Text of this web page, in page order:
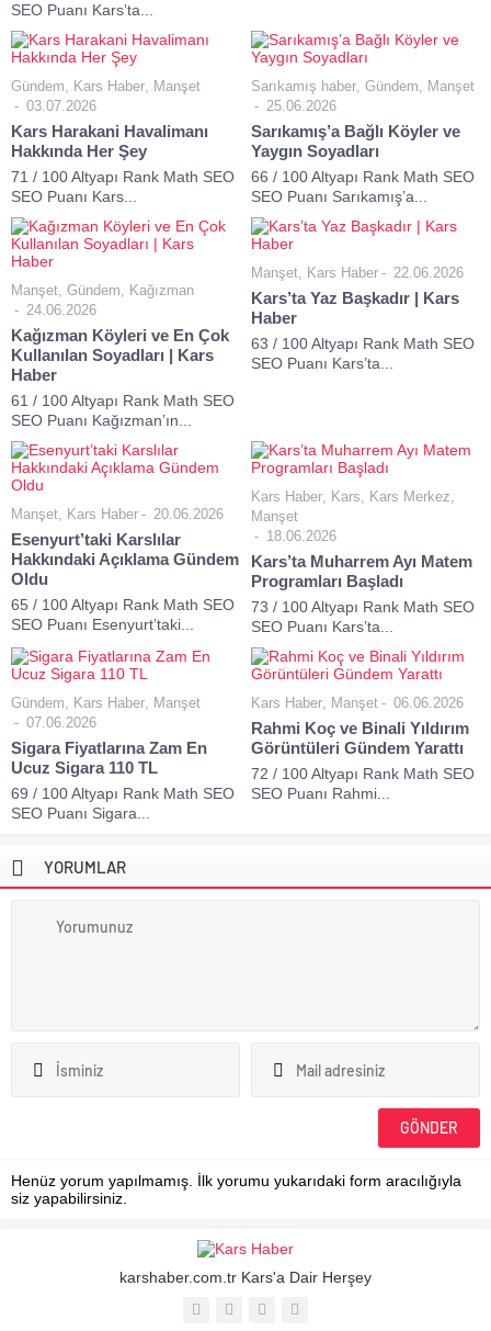
SEO Puanı Kars’ta...
Gündem, Kars Haber, Manşet
03.07.2026
Kars Harakani Havalimanı
Hakkında Her Şey
71 / 100 Altyapı Rank Math SEO
SEO Puanı Kars...
Sarıkamış haber, Gündem, Manşet
25.06.2026
Sarıkamış’a Bağlı Köyler ve
Yaygın Soyadları
66 / 100 Altyapı Rank Math SEO
SEO Puanı Sarıkamış’a...
Manşet, Gündem, Kağızman
24.06.2026
Kağızman Köyleri ve En Çok
Kullanılan Soyadları | Kars
Haber
61 / 100 Altyapı Rank Math SEO
SEO Puanı Kağızman’ın...
Manşet, Kars Haber 22.06.2026
Kars’ta Yaz Başkadır | Kars
Haber
63 / 100 Altyapı Rank Math SEO
SEO Puanı Kars’ta...
Manşet, Kars Haber 20.06.2026
Esenyurt’taki Karslılar
Hakkındaki Açıklama Gündem
Oldu
65 / 100 Altyapı Rank Math SEO
SEO Puanı Esenyurt’taki...
Kars Haber, Kars, Kars Merkez,
Manşet
18.06.2026
Kars’ta Muharrem Ayı Matem
Programları Başladı
73 / 100 Altyapı Rank Math SEO
SEO Puanı Kars’ta...
Gündem, Kars Haber, Manşet
07.06.2026
Sigara Fiyatlarına Zam En
Ucuz Sigara 110 TL
69 / 100 Altyapı Rank Math SEO
SEO Puanı Sigara...
Kars Haber, Manşet 06.06.2026
Rahmi Koç ve Binali Yıldırım
Görüntüleri Gündem Yarattı
72 / 100 Altyapı Rank Math SEO
SEO Puanı Rahmi...
YORUMLAR
Henüz yorum yapılmamış. İlk yorumu yukarıdaki form aracılığıyla
siz yapabilirsiniz.
karshaber.com.tr Kars'a Dair Herşey